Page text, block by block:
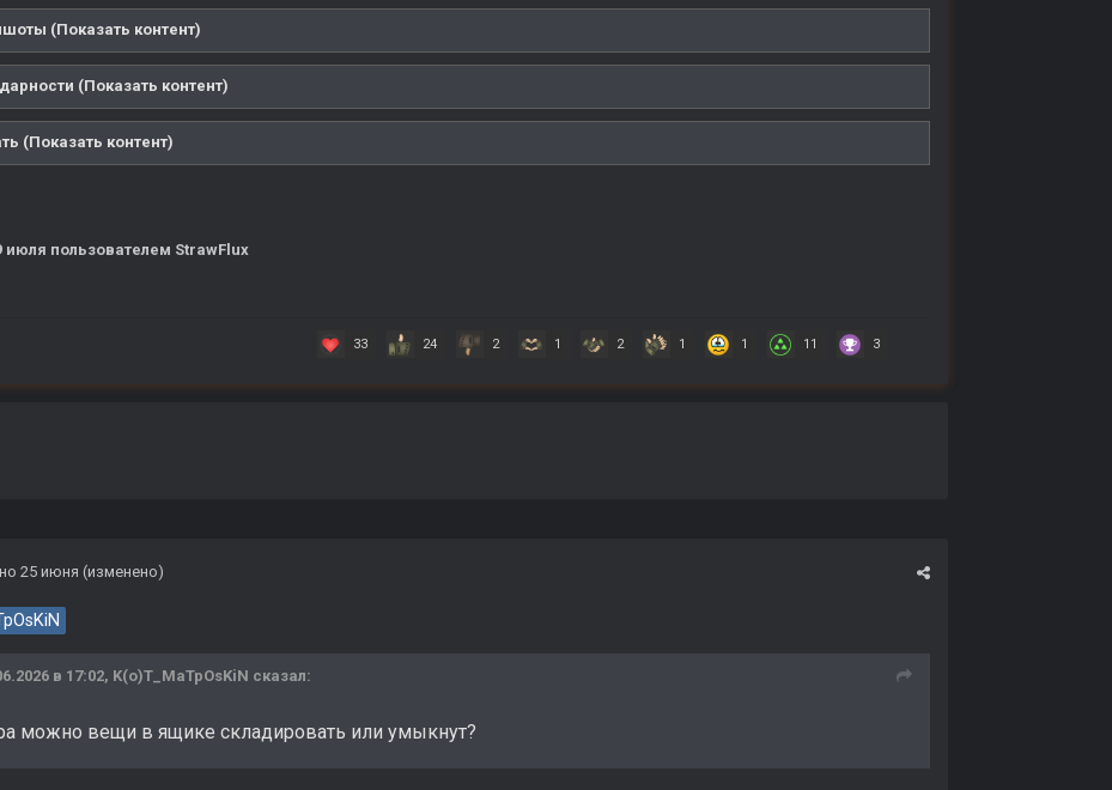
(Показать контент)
(Показать контент)
(Показать контент)
июля пользователем StrawFlux
33 24 2 1 2 1 1 11 3
25 июня (изменено)
в 17:02, K(o)T_MaTpOsKiN сказал:
можно вещи в ящике складировать или умыкнут?